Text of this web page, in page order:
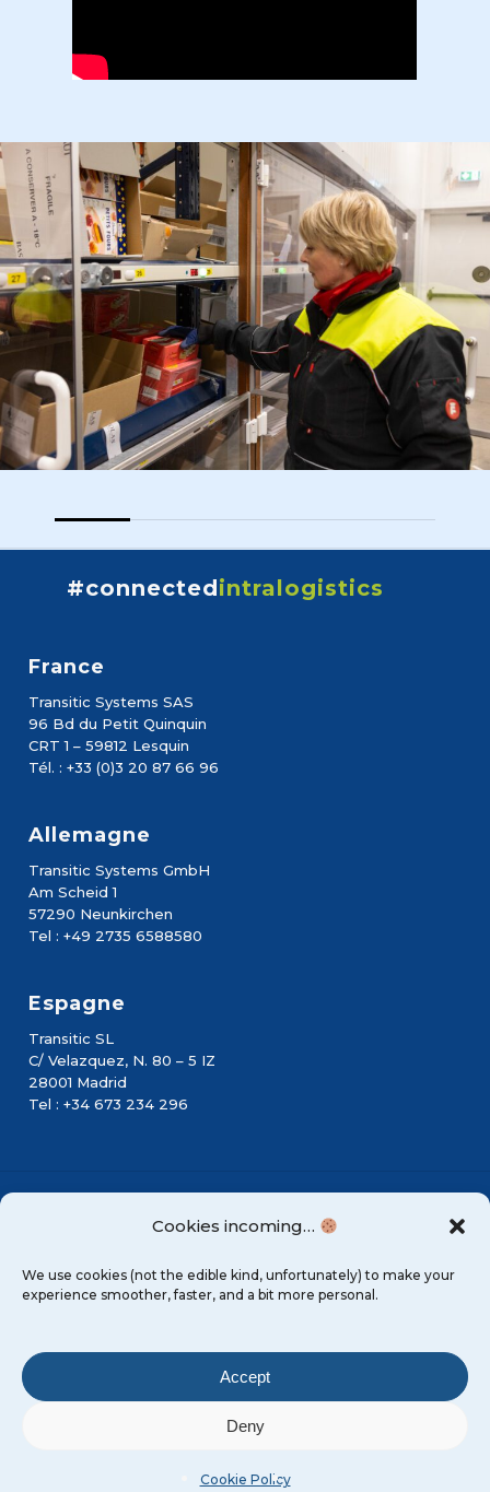
Cookies incoming…
We use cookies (not the edible kind, unfortunately) to make your
experience smoother, faster, and a bit more personal.
Accept
Deny
Cookie Policy
#connectedintralogistics
France
Transitic Systems SAS
96 Bd du Petit Quinquin
CRT 1 – 59812 Lesquin
Tél. : +33 (0)3 20 87 66 96
Allemagne
Transitic Systems GmbH
Am Scheid 1
57290 Neunkirchen
Tel : +49 2735 6588580
Espagne
Transitic SL
C/ Velazquez, N. 80 – 5 IZ
28001 Madrid
Tel : +34 673 234 296
Transitic Systems
Mentions Légales
Conditions générales